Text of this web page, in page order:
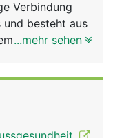
Verbindung
und besteht aus
oberen und
Sprungbein,
...mehr sehen